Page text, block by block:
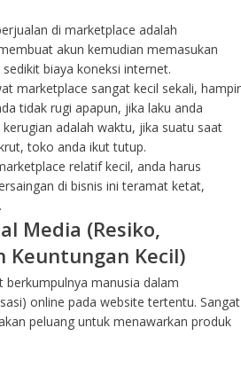
di marketplace adalah
akun kemudian memasukan
biaya koneksi internet.
marketplace sangat kecil sekali, hampir
tidak rugi apapun, jika laku anda
adalah waktu, jika suatu saat
toko anda ikut tutup.
relatif kecil, anda harus
di bisnis ini teramat ketat,
Media (Resiko,
Keuntungan Kecil)
manusia dalam
online pada website tertentu. Sangat
peluang untuk menawarkan produk